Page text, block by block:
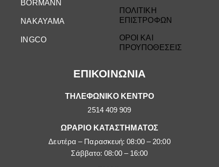
ΕΠΙΚΟΙΝΩΝΙΑ
ΤΗΛΕΦΩΝΙΚΟ ΚΕΝΤΡΟ
2514 409 909
ΩΡΑΡΙΟ ΚΑΤΑΣΤΗΜΑΤΟΣ
Δευτέρα – Παρασκευή: 08:00 – 20:00
Σάββατο: 08:00 – 16:00
BORMANN
NAKAYAMA
INGCO
ΠΟΛΙΤΙΚΗ
ΕΠΙΣΤΡΟΦΩΝ
ΟΡΟΙ ΚΑΙ
ΠΡΟΥΠΟΘΕΣΕΙΣ